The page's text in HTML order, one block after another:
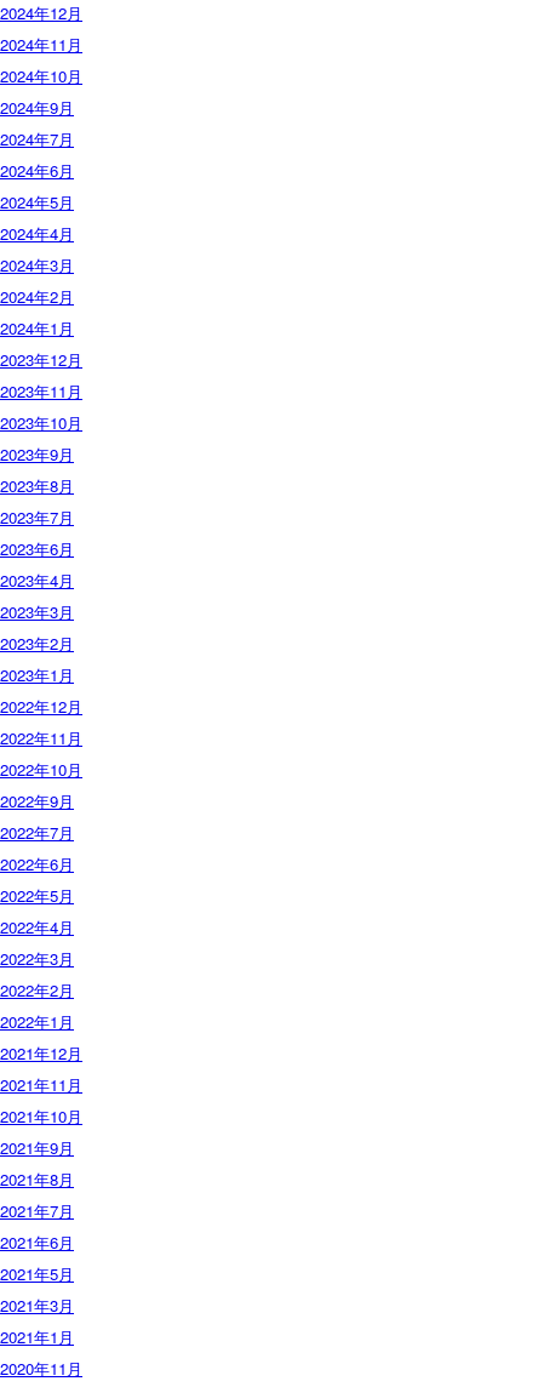
2024年12月
2024年11月
2024年10月
2024年9月
2024年7月
2024年6月
2024年5月
2024年4月
2024年3月
2024年2月
2024年1月
2023年12月
2023年11月
2023年10月
2023年9月
2023年8月
2023年7月
2023年6月
2023年4月
2023年3月
2023年2月
2023年1月
2022年12月
2022年11月
2022年10月
2022年9月
2022年7月
2022年6月
2022年5月
2022年4月
2022年3月
2022年2月
2022年1月
2021年12月
2021年11月
2021年10月
2021年9月
2021年8月
2021年7月
2021年6月
2021年5月
2021年3月
2021年1月
2020年11月